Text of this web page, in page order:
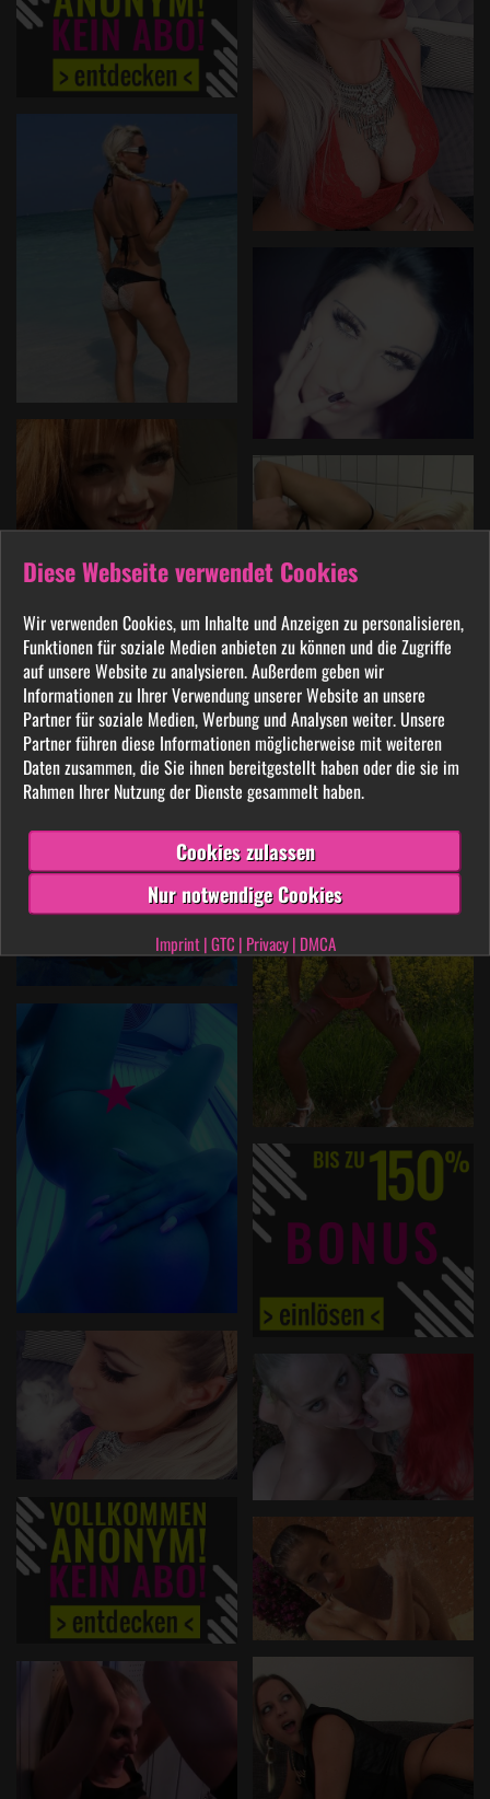
Diese Webseite verwendet Cookies
Wir verwenden Cookies, um Inhalte und Anzeigen zu personalisieren,
Funktionen für soziale Medien anbieten zu können und die Zugriffe
auf unsere Website zu analysieren. Außerdem geben wir
Informationen zu Ihrer Verwendung unserer Website an unsere
Partner für soziale Medien, Werbung und Analysen weiter. Unsere
Partner führen diese Informationen möglicherweise mit weiteren
Daten zusammen, die Sie ihnen bereitgestellt haben oder die sie im
Rahmen Ihrer Nutzung der Dienste gesammelt haben.
Cookies zulassen
Nur notwendige Cookies
Imprint|GTC | Privacy| DMCA